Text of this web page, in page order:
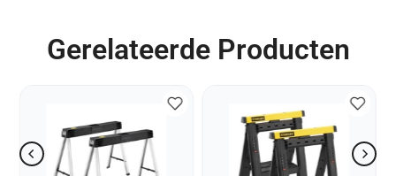
Gerelateerde Producten